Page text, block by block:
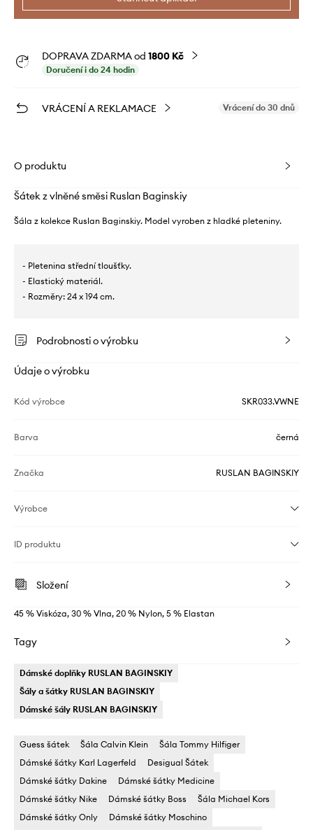
DOPRAVA ZDARMA od 1800 Kč
Doručení i do 24 hodin
VRÁCENÍ A REKLAMACE Vrácení do 30 dnů
O produktu
Šátek z vlněné směsi Ruslan Baginskiy
Šála z kolekce Ruslan Baginskiy. Model vyroben z hladké pleteniny.
- Pletenina střední tloušťky.
- Elastický materiál.
- Rozměry: 24 x 194 cm.
Podrobnosti o výrobku
Údaje o výrobku
Kód výrobce SKR033.VWNE
Barva černá
Značka RUSLAN BAGINSKIY
Výrobce
ID produktu
Složení
45 % Viskóza, 30 % Vlna, 20 % Nylon, 5 % Elastan
Tagy
Dámské doplňky RUSLAN BAGINSKIY
Šály a šátky RUSLAN BAGINSKIY
Dámské šály RUSLAN BAGINSKIY
Guess šátek Šála Calvin Klein
Šála Tommy Hilfiger
Dámské šátky Karl Lagerfeld
Desigual Šátek
Dámské šátky Dakine
Dámské šátky Medicine
Dámské šátky Nike
Dámské šátky Boss
Šála Michael Kors
Dámské šátky Only
Dámské šátky Moschino